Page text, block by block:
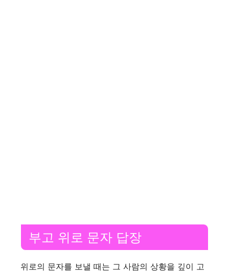
부고 위로 문자 답장
위로의 문자를 보낼 때는 그 사람의 상황을 깊이 고